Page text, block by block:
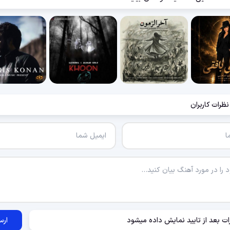
نظرات کاربران
بعد از تایید نمایش داده میشود